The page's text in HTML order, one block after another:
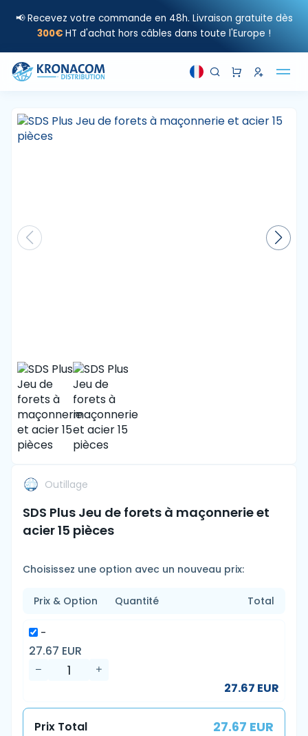
📢 Recevez votre commande en 48h. Livraison gratuite dès
300€ HT d'achat hors câbles dans toute l'Europe !
Outillage
SDS Plus Jeu de forets à maçonnerie et
acier 15 pièces
Choisissez une option avec un nouveau prix:
Prix & Option Quantité Total
-
27.67 EUR
27.67 EUR
Prix Total 27.67 EUR